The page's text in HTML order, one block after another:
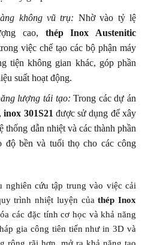
không vũ trụ: Nhờ vào tỷ lệ
cao, thép Inox Austenitic
việc chế tạo các bộ phận máy
tiện không gian khác, góp phần
suất hoạt động.
lượng tái tạo: Trong các dự án
inox 301S21 được sử dụng để xây
thống dẫn nhiệt và các thành phần
độ bền và tuổi thọ cho các công
nghiên cứu tập trung vào việc cải
trình nhiệt luyện củathép Inox
các đặc tính cơ học và khả năng
gia công tiên tiến như in 3D và